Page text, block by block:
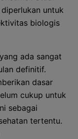
untuk
biologis
ada sangat
definitif.
dasar
cukup untuk
sebagai
tertentu.